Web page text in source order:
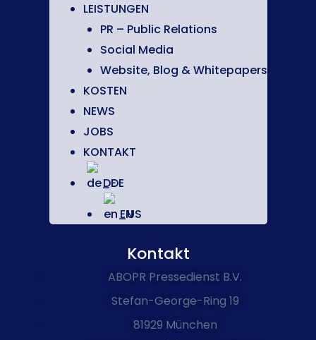
LEISTUNGEN
PR – Public Relations
Social Media
Website, Blog & Whitepapers
KOSTEN
NEWS
JOBS
KONTAKT
DE
EN
Kontakt
ABOPR Pressedienst B.V.
Stefan-George-Ring 19
81929 München